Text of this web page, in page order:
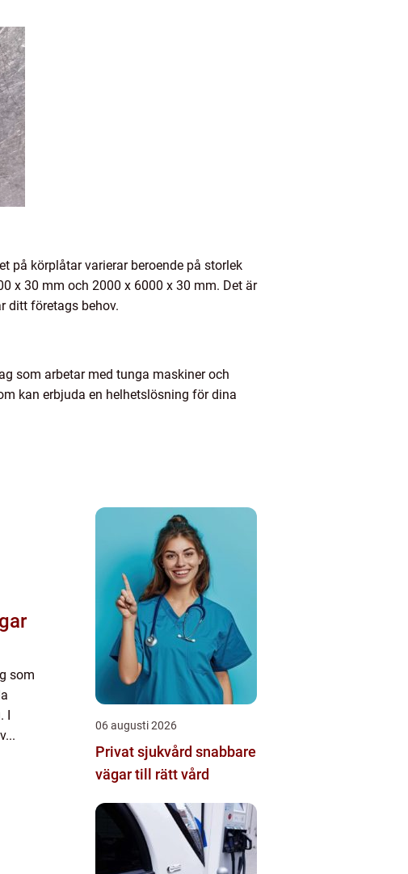
på körplåtar varierar beroende på storlek
x 30 mm och 2000 x 6000 x 30 mm. Det är
ditt företags behov.
som arbetar med tunga maskiner och
kan erbjuda en helhetslösning för dina
som
I
06 augusti 2026
Privat sjukvård snabbare
vägar till rätt vård